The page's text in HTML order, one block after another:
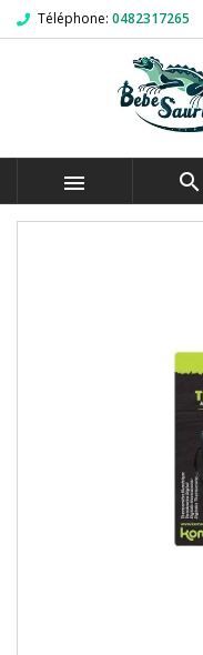
Téléphone: 0482317265
 